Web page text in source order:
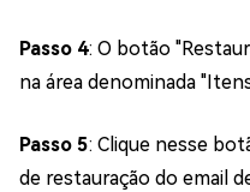
Passo 4: O botão
na área denominada
Passo 5: Clique nesse
de restauração do email